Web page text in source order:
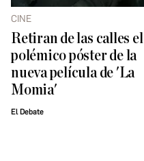
CINE
Retiran de las calles el
polémico póster de la
nueva película de 'La
Momia'
El Debate